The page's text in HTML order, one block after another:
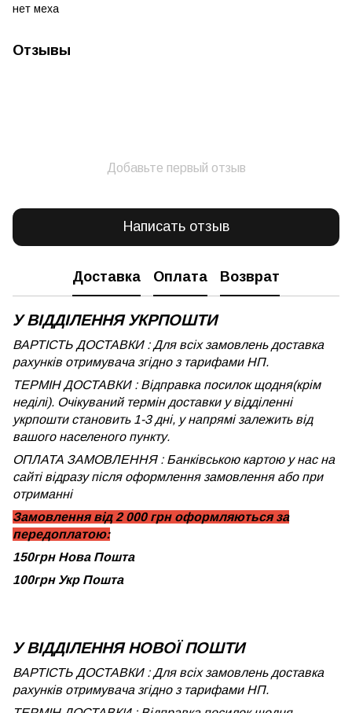
нет меха
Отзывы
Добавьте первый отзыв
Написать отзыв
Доставка Оплата Возврат
У ВІДДІЛЕННЯ УКРПОШТИ
ВАРТІСТЬ ДОСТАВКИ : Для всіх замовлень доставка
рахунків отримувача згідно з тарифами НП.
ТЕРМІН ДОСТАВКИ : Відправка посилок щодня(крім
неділі). Очікуваний термін доставки у відділенні
укрпошти становить 1-3 дні, у напрямі залежить від
вашого населеного пункту.
ОПЛАТА ЗАМОВЛЕННЯ : Банківською картою у нас на
сайті відразу після оформлення замовлення або при
отриманні
Замовлення від 2 000 грн оформляються за
передоплатою:
150грн Нова Пошта
100грн Укр Пошта
У ВІДДІЛЕННЯ НОВОЇ ПОШТИ
ВАРТІСТЬ ДОСТАВКИ : Для всіх замовлень доставка
рахунків отримувача згідно з тарифами НП.